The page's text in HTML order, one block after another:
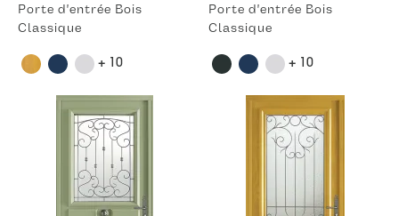
Porte d'entrée Bois
Classique
+ 10
Porte d'entrée Bois
Classique
+ 10